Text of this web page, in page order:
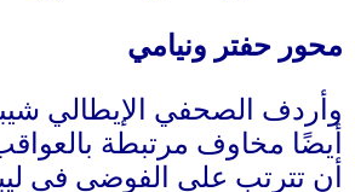
محور حفتر ونيامي
وأردف الصحفي الإيطالي
أيضًا مخاوف مرتبطة
أن تترتب على الفوضى في